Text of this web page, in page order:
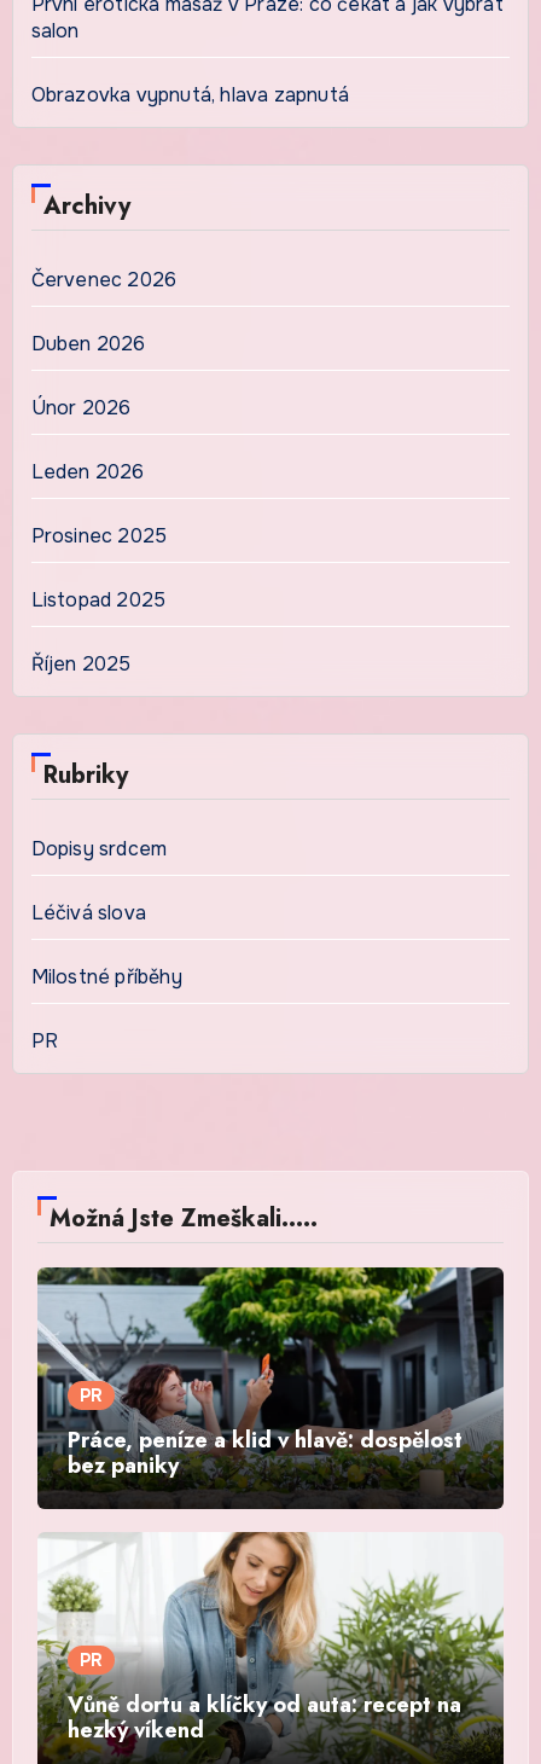
salon
Obrazovka vypnutá, hlava zapnutá
Archivy
Červenec 2026
Duben 2026
Únor 2026
Leden 2026
Prosinec 2025
Listopad 2025
Říjen 2025
Rubriky
Dopisy srdcem
Léčivá slova
Milostné příběhy
PR
Možná Jste Zmeškali.....
PR
Práce, peníze a klid v hlavě: dospělost
bez paniky
PR
Vůně dortu a klíčky od auta: recept na
hezký víkend